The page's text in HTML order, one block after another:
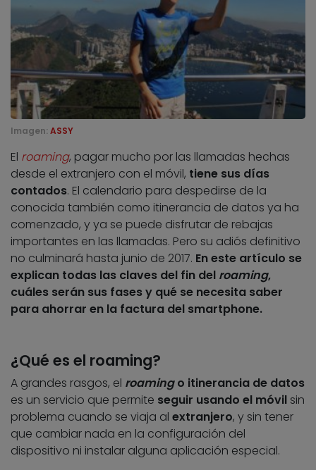
Imagen: ASSY
El roaming, pagar mucho por las llamadas hechas
desde el extranjero con el móvil, tiene sus días
contados. El calendario para despedirse de la
conocida también como itinerancia de datos ya ha
comenzado, y ya se puede disfrutar de rebajas
importantes en las llamadas. Pero su adiós definitivo
no culminará hasta junio de 2017. En este artículo se
explican todas las claves del fin del roaming,
cuáles serán sus fases y qué se necesita saber
para ahorrar en la factura del smartphone.
¿Qué es el roaming?
A grandes rasgos, el roamingo itinerancia de datos
es un servicio que permite seguir usando el móvil sin
problema cuando se viaja al extranjero, y sin tener
que cambiar nada en la configuración del
dispositivo ni instalar alguna aplicación especial.